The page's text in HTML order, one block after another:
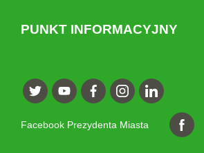
PUNKT INFORMACYJNY
Facebook Prezydenta Miasta